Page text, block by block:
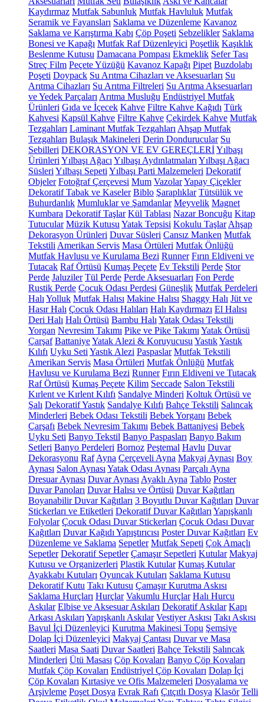
Kaydırmaz Mutfak Sabunluk Mutfak Havluluk Mutfak
Seramik ve Fayansları Saklama ve Düzenleme Kavanoz
Saklama ve Karıştırma Kabı Çöp Poşeti Sebzelikler Saklama
Bonesi ve Kapağı Mutfak Raf Düzenleyici Poşetlik Kaşıklık
Beslenme Kutusu Damacana Pompası Ekmeklik Sefer Tası
Streç Film Peçete Yüzüğü Kavanoz Kapağı Pipet Buzdolabı
Poşeti Doypack Su Arıtma Cihazları ve Aksesuarları Su
Arıtma Cihazları Su Arıtma Filtreleri Su Arıtma Aksesuarları
ve Yedek Parçaları Arıtma Musluğu Endüstriyel Mutfak
Ürünleri Gıda ve İçecek Kahve Filtre Kahve Kağıdı Türk
Kahvesi Kapsül Kahve Filtre Kahve Çekirdek Kahve Mutfak
Tezgahları Laminant Mutfak Tezgahları Ahşap Mutfak
Tezgahları Bulaşık Makineleri Derin Dondurucular Su
Sebilleri DEKORASYON VE EV GEREÇLERİYılbaşı
Ürünleri Yılbaşı Ağacı Yılbaşı Aydınlatmaları Yılbaşı Ağacı
Süsleri Yılbaşı Sepeti Yılbaşı Parti Malzemeleri Dekoratif
Objeler Fotoğraf Çerçevesi Mum VazolarYapay Çiçekler
Dekoratif Tabak ve Kaseler Biblo Şaraplıklar Tütsülük ve
Buhurdanlık Mumluklar ve Şamdanlar Meyvelik Magnet
Kumbara Dekoratif Taşlar Kül Tablası Nazar Boncuğu Kitap
Tutucular Müzik Kutusu Yatak Tepsisi Kokulu Taşlar Ahşap
Dekorasyon Ürünleri Duvar Süsleri Cansız Manken Mutfak
Tekstili Amerikan Servis Masa Örtüleri Mutfak Önlüğü
Mutfak Havlusu ve Kurulama Bezi Runner Fırın Eldiveni ve
Tutacak Raf Örtüsü Kumaş Peçete Ev Tekstili Perde Stor
Perde Jaluziler Tül Perde Perde Aksesuarları Fon Perde
Rustik Perde Çocuk Odası Perdesi Güneşlik Mutfak Perdeleri
Halı Yolluk Mutfak Halısı Makine Halısı Shaggy Halı Jüt ve
Hasır Halı Çocuk Odası Halıları Halı Kaydırmazı El Halısı
Deri Halı Halı Örtüsü Bambu Halı Yatak Odası Tekstili
Yorgan Nevresim Takımı Pike ve Pike Takımı Yatak Örtüsü
Çarşaf BattaniyeYatak Alezi & Koruyucusu YastıkYastık
Kılıfı Uyku Seti Yastık Alezi Paspaslar Mutfak Tekstili
Amerikan Servis Masa Örtüleri Mutfak Önlüğü Mutfak
Havlusu ve Kurulama Bezi Runner Fırın Eldiveni ve Tutacak
Raf Örtüsü Kumaş Peçete Kilim Seccade Salon Tekstili
Kırlent ve Kırlent Kılıfı Sandalye Minderi Koltuk Örtüsü ve
Şalı Dekoratif Yastık Sandalye Kılıfı Bahçe Tekstili Salıncak
Minderleri Bebek Odası Tekstili Bebek Yorganı Bebek
Çarşafı Bebek Nevresim Takımı Bebek Battaniyesi Bebek
Uyku Seti Banyo Tekstil Banyo Paspasları Banyo Bakım
Setleri Banyo Perdeleri Bornoz Peştemal Havlu Duvar
Dekorasyonu Raf Ayna Çerçeveli Ayna Makyaj Aynası Boy
Aynası Salon Aynası Yatak Odası Aynası Parçalı Ayna
Dresuar Aynası Duvar Aynası Ayaklı Ayna Tablo Poster
Duvar Panoları Duvar Halısı ve Örtüsü Duvar Kağıtları
Boyanabilir Duvar Kağıtları 3 Boyutlu Duvar Kağıtları Duvar
Stickerları ve Etiketleri Dekoratif Duvar Kağıtları Yapışkanlı
Folyolar Çocuk Odası Duvar Stickerları Çocuk Odası Duvar
Kağıtları Duvar Kağıdı Yapıştırıcısı Poster Duvar Kağıtları Ev
Düzenleme ve Saklama Sepetler Mutfak Sepeti Çok Amaçlı
Sepetler Dekoratif Sepetler Çamaşır Sepetleri Kutular Makyaj
Kutusu ve Organizerleri Plastik Kutular Kumaş Kutular
Ayakkabı Kutuları Oyuncak Kutuları Saklama Kutusu
Dekoratif Kutu Takı Kutusu Çamaşır Kurutma Askısı
Saklama Hurçları Hurçlar Vakumlu Hurçlar Halı Hurcu
Askılar Elbise ve Aksesuar Askıları Dekoratif Askılar Kapı
Arkası Askıları Yapışkanlı Askılar Vestiyer Askısı Takı Askısı
Bavul İçi Düzenleyici Kurutma Makinesi Topu Şemsiye
Dolap İçi Düzenleyici Makyaj Çantası Duvar ve Masa
Saatleri Masa Saati Duvar Saatleri Bahçe Tekstili Salıncak
Minderleri Ütü Masası Çöp Kovaları Banyo Çöp Kovaları
Mutfak Çöp Kovaları Endüstriyel Çöp Kovaları Dolap İçi
Çöp Kovaları Kırtasiye ve Ofis Malzemeleri Dosyalama ve
Arşivleme Poşet Dosya Evrak Rafı Çıtçıtlı Dosya Klasör Telli